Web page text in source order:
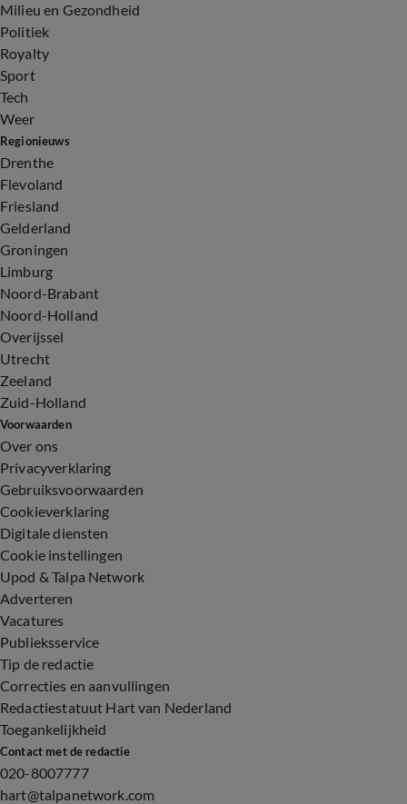
Milieu en Gezondheid
Politiek
Royalty
Sport
Tech
Weer
Regionieuws
Drenthe
Flevoland
Friesland
Gelderland
Groningen
Limburg
Noord-Brabant
Noord-Holland
Overijssel
Utrecht
Zeeland
Zuid-Holland
Voorwaarden
Over ons
Privacyverklaring
Gebruiksvoorwaarden
Cookieverklaring
Digitale diensten
Cookie instellingen
Upod & Talpa Network
Adverteren
Vacatures
Publieksservice
Tip de redactie
Correcties en aanvullingen
Redactiestatuut Hart van Nederland
Toegankelijkheid
Contact met de redactie
020-8007777
hart@talpanetwork.com